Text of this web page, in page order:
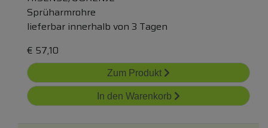
Sprüharmrohre
lieferbar innerhalb von 3 Tagen
€ 57,10
Zum Produkt
In den Warenkorb